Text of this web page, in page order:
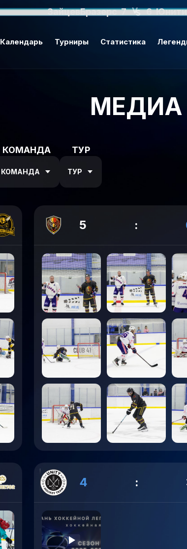
Календарь Турниры Статистика
МЕДИА
КОМАНДА
КОМАНДА
ТУР
ТУР
5 :
4 :
ЗайцевБразерс 7 6 Юнити